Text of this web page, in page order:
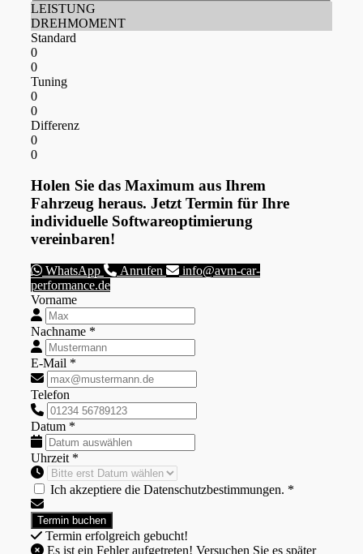
LEISTUNG
DREHMOMENT
Standard
0
0
Tuning
0
0
Differenz
0
0
Holen Sie das Maximum aus Ihrem
Fahrzeug heraus. Jetzt Termin für Ihre
individuelle Softwareoptimierung
vereinbaren!
WhatsApp Anrufen
info@avm-car-
performance.de
Vorname
Nachname *
E-Mail *
Telefon
Datum *
Uhrzeit *
Ich akzeptiere die Datenschutzbestimmungen. *
Termin erfolgreich gebucht!